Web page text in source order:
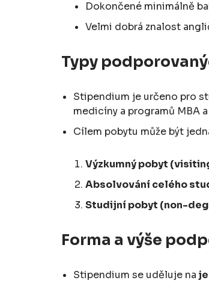
Dokončené minimálně
Velmi dobrá znalost
Typy
Stipendium je určeno pro
medicíny a programů MBA a
Cílem pobytu může být
Výzkumný pobyt
Absolvování celého
Studijní pobyt (non-
Forma a výše
Stipendium se uděluje na